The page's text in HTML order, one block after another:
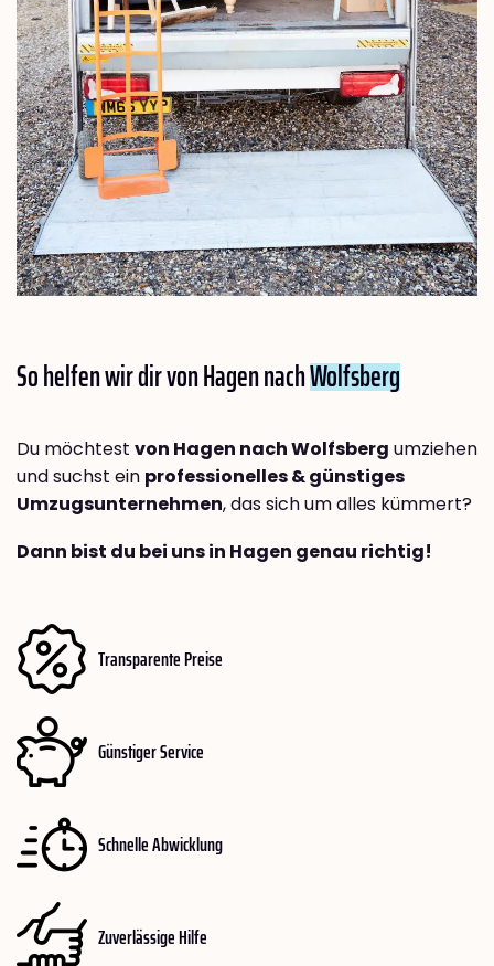
So helfen wir dir von Hagen nachWolfsberg
Du möchtest von Hagen nach Wolfsberg umziehen
und suchst ein professionelles & günstiges
Umzugsunternehmen, das sich um alles kümmert?
Dann bist du bei uns in Hagen genau richtig!
Transparente Preise
Günstiger Service
Schnelle Abwicklung
Zuverlässige Hilfe